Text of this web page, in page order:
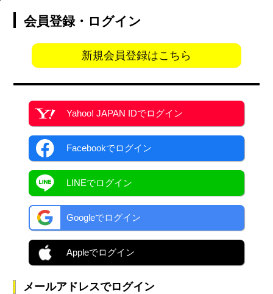
会員登録・ログイン
新規会員登録はこちら
Yahoo! JAPAN IDでログイン
Facebookでログイン
LINEでログイン
Googleでログイン
Appleでログイン
メールアドレスでログイン